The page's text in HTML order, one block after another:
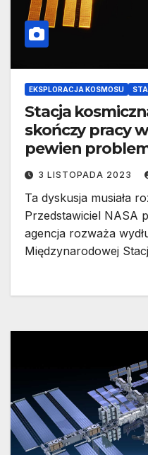
EKSPLORACJA KOSMOSU
Stacja
skończy pracy
pewien
3 LISTOPADA 2023
Ta dyskusja musiała
Przedstawiciel NASA
agencja rozważa
Międzynarodowej